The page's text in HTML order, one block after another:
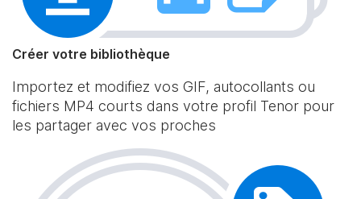
Créer votre bibliothèque
Importez et modifiez vos GIF, autocollants ou
fichiers MP4 courts dans votre profil Tenor pour
les partager avec vos proches